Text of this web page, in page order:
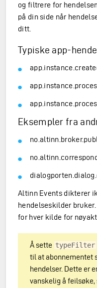
og filtrere for
på din side når
ditt.
Typiske app-
Eksempler fra
Altinn Events dikterer
hendelseskilder
for hver kilde for
Å sette typeFilter
til at abonnementet
hendelser. Dette er
vanskelig å